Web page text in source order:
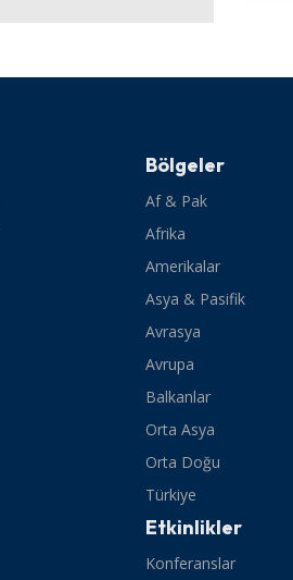
Bölgeler
Af & Pak
Afrika
Amerikalar
Asya & Pasifik
Avrasya
Avrupa
Balkanlar
Orta Asya
Orta Doğu
Türkiye
Etkinlikler
Konferanslar